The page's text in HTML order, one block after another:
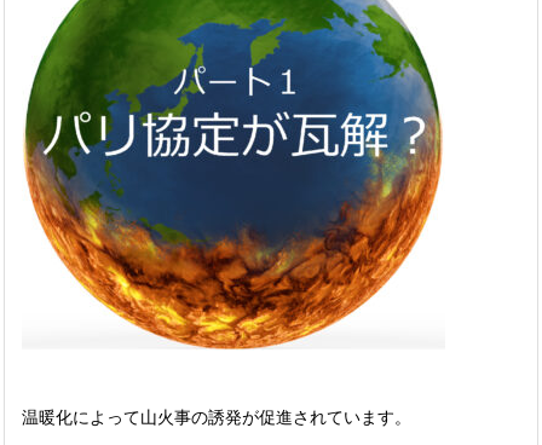
温暖化によって山火事の誘発が促進されています。